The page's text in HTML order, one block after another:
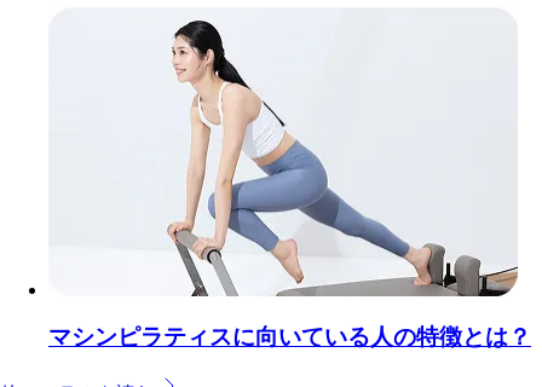
マシンピラティスに向いている人の特徴とは？